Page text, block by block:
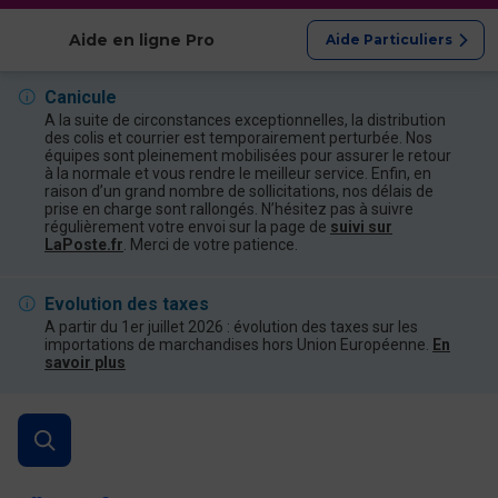
Aide en ligne Pro Aide Particuliers
Canicule
A la suite de circonstances exceptionnelles, la distribution
des colis et courrier est temporairement perturbée. Nos
équipes sont pleinement mobilisées pour assurer le retour
à la normale et vous rendre le meilleur service. Enfin, en
raison d’un grand nombre de sollicitations, nos délais de
prise en charge sont rallongés. N’hésitez pas à suivre
régulièrement votre envoi sur la page de suivi sur
LaPoste.fr . Merci de votre patience.
Evolution des taxes
A partir du 1er juillet 2026 : évolution des taxes sur les
importations de marchandises hors Union Européenne.
En
savoir plus